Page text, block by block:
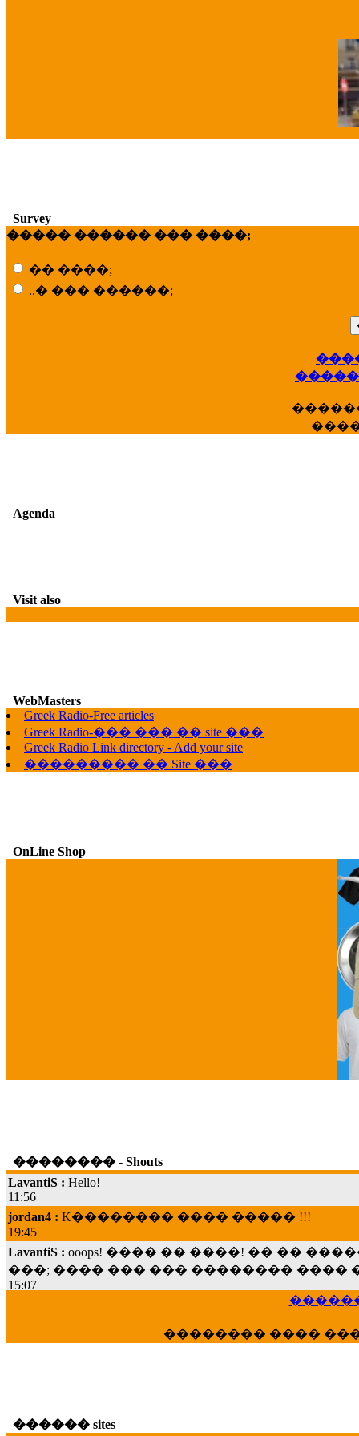
Survey
����� ������ ��� ����;
�� ����;
..� ��� ������;
Agenda
Visit also
WebMasters
Greek Radio-Free articles
Greek Radio-��� ��� �� site ���
Greek Radio Link directory - Add your site
��������� �� Site ���
OnLine Shop
�������� - Shouts
LavantiS :Hello!
11:56
jordan4 :
19:45
LavantiS :
���; ���� ��� ��� �������� ����
15:07
Dimitris_P :���� ����� �������� ����
������� �����?" ..............����
16:39
�������� ����
������ sites